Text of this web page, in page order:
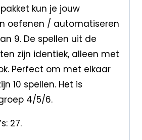
kun je jouw
oefenen / automatiseren
9. De spellen uit de
zijn identiek, alleen met
Perfect om met elkaar
10 spellen. Het is
4/5/6.
27.